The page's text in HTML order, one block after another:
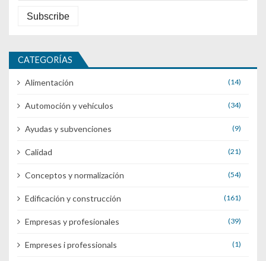
CATEGORÍAS
Alimentación (14)
Automoción y vehículos (34)
Ayudas y subvenciones (9)
Calidad (21)
Conceptos y normalización (54)
Edificación y construcción (161)
Empresas y profesionales (39)
Empreses i professionals (1)